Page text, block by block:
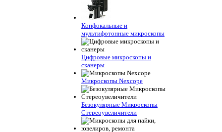
Конфокальные и
мультифотонные микроскопы
Цифровые микроскопы и
сканеры
Микроскопы Nexcope
Безокулярные Микроскопы
Стереоувеличители